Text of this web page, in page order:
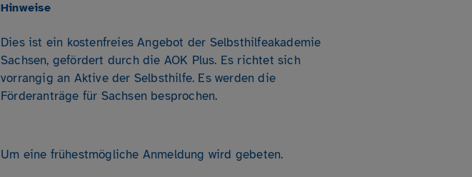
Hinweise
Dies ist ein kostenfreies Angebot der Selbsthilfeakademie
Sachsen, gefördert durch die AOK Plus. Es richtet sich
vorrangig an Aktive der Selbsthilfe. Es werden die
Förderanträge für Sachsen besprochen.
Um eine frühestmögliche Anmeldung wird gebeten.